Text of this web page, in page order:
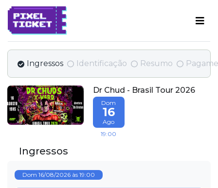
Ingressos Identificação Resumo
Dr Chud - Brasil Tour 2026
Dom
16
Ago
19:00
Ingressos
Dom 16/08/2026 às 19:00